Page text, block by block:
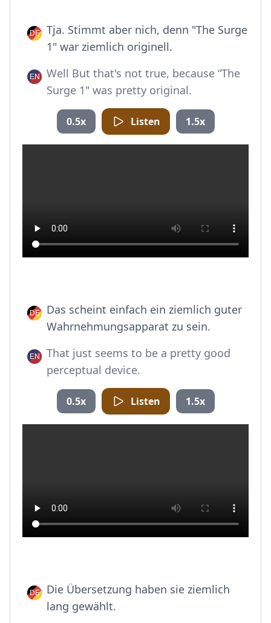
Tja. Stimmt aber nich, denn "The Surge
1" war ziemlich originell.
Well But that's not true, because “The
Surge 1" was pretty original.
0.5x Listen 1.5x
Das scheint einfach ein ziemlich guter
Wahrnehmungsapparat zu sein.
That just seems to be a pretty good
perceptual device.
0.5x Listen 1.5x
Die Übersetzung haben sie ziemlich
lang gewählt.